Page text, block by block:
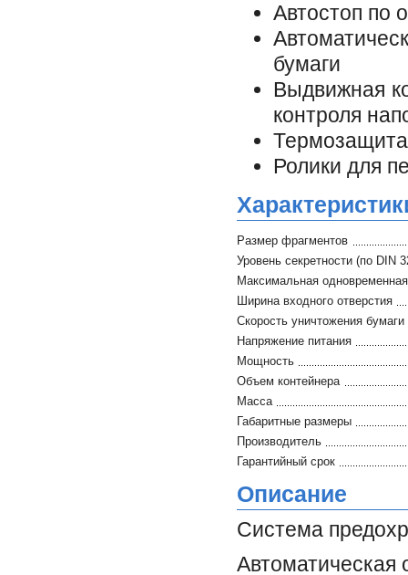
Автостоп по
бумаги
Выдвижная
контроля
Термозащита
Ролики для
Размер фрагментов
Уровень секретности (по DIN
Максимальная одновременная
Ширина входного отверстия
Скорость уничтожения бумаги
Напряжение питания
Мощность
Объем контейнера
Масса
Габаритные размеры
Производитель
Гарантийный срок
Описание
Система
Автоматическая